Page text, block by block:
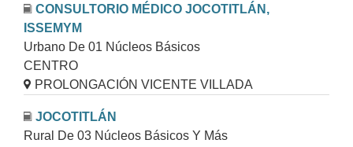
CONSULTORIO MÉDICO JOCOTITLÁN,
ISSEMYM
Urbano De 01 Núcleos Básicos
CENTRO
PROLONGACIÓN VICENTE VILLADA
JOCOTITLÁN
Rural De 03 Núcleos Básicos Y Más